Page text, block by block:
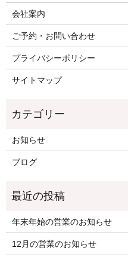
会社案内
ご予約・お問い合わせ
プライバシーポリシー
サイトマップ
お知らせ
ブログ
年末年始の営業のお知らせ
12月の営業のお知らせ